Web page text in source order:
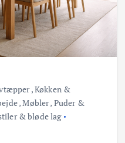
,Køkken &
,Møbler, Puder &
& bløde lag